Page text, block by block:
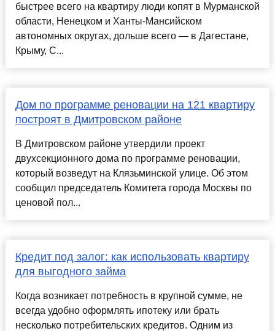
быстрее всего на квартиру люди копят в Мурманской
области, Ненецком и Ханты-Мансийском
автономных округах, дольше всего — в Дагестане,
Крыму, С...
Дом по программе реновации на 121 квартиру
построят в Дмитровском районе
В Дмитровском районе утвердили проект
двухсекционного дома по программе реновации,
который возведут на Клязьминской улице. Об этом
сообщил председатель Комитета города Москвы по
ценовой пол...
Кредит под залог: как использовать квартиру
для выгодного займа
Когда возникает потребность в крупной сумме, не
всегда удобно оформлять ипотеку или брать
несколько потребительских кредитов. Одним из